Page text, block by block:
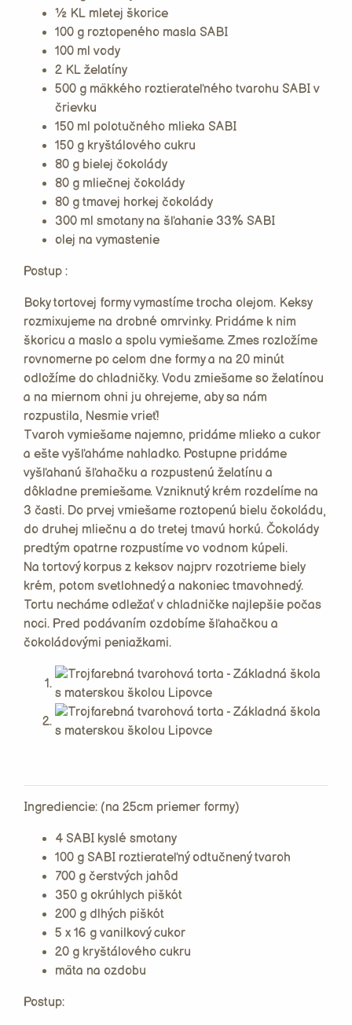
½ KL mletej škorice
100 g roztopeného masla SABI
100 ml vody
2 KL želatíny
500 g mäkkého roztierateľného tvarohu SABI v
črievku
150 ml polotučného mlieka SABI
150 g kryštálového cukru
80 g bielej čokolády
80 g mliečnej čokolády
80 g tmavej horkej čokolády
300 ml smotany na šľahanie 33% SABI
olej na vymastenie
Postup :
Boky tortovej formy vymastíme trocha olejom. Keksy
rozmixujeme na drobné omrvinky. Pridáme k nim
škoricu a maslo a spolu vymiešame. Zmes rozložíme
rovnomerne po celom dne formy a na 20 minút
odložíme do chladničky. Vodu zmiešame so želatínou
a na miernom ohni ju ohrejeme, aby sa nám
rozpustila, Nesmie vrieť!
Tvaroh vymiešame najemno, pridáme mlieko a cukor
a ešte vyšľaháme nahladko. Postupne pridáme
vyšľahanú šľahačku a rozpustenú želatínu a
dôkladne premiešame. Vzniknutý krém rozdelíme na
3 časti. Do prvej vmiešame roztopenú bielu čokoládu,
do druhej mliečnu a do tretej tmavú horkú. Čokolády
predtým opatrne rozpustíme vo vodnom kúpeli.
Na tortový korpus z keksov najprv rozotrieme biely
krém, potom svetlohnedý a nakoniec tmavohnedý.
Tortu necháme odležať v chladničke najlepšie počas
noci. Pred podávaním ozdobíme šľahačkou a
čokoládovými peniažkami.
Ingrediencie: (na 25cm priemer formy)
4 SABI kyslé smotany
100 g SABI roztierateľný odtučnený tvaroh
700 g čerstvých jahôd
350 g okrúhlych piškót
200 g dlhých piškót
5 x 16 g vanilkový cukor
20 g kryštálového cukru
mäta na ozdobu
Postup: